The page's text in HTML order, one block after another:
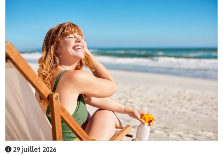
29 juillet 2026